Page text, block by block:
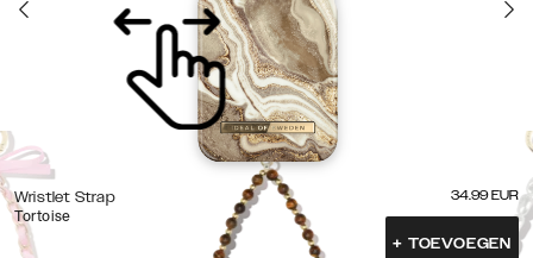
Wristlet Strap
Tortoise
34.99 EUR
+ TOEVOEGEN